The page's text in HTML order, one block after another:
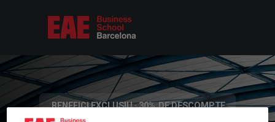
BENEFICI EXCLUSIU · 30% DE DESCOMPTE